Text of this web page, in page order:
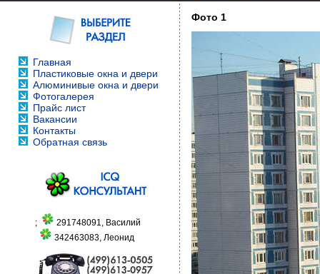
Главная
Пластиковые окна и двери
Алюминивые окна и двери
Фотогалерея
Прайс лист
Вакансии
Контакты
Обратная связь
;
291748091, Василий
342463083, Леонид
Фото 1